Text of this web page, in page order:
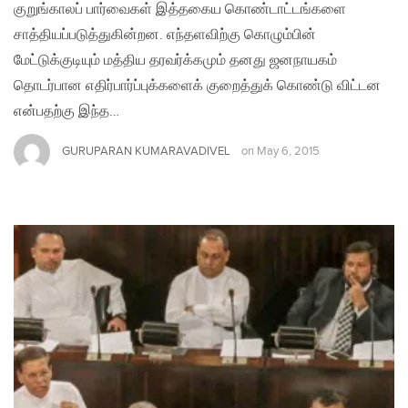
குறுங்காலப் பார்வைகள் இத்தகைய கொண்டாட்டங்களை
சாத்தியப்படுத்துகின்றன. எந்தளவிற்கு கொழும்பின்
மேட்டுக்குடியும் மத்திய தரவர்க்கமும் தனது ஜனநாயகம்
தொடர்பான எதிர்பார்ப்புக்களைக் குறைத்துக் கொண்டு விட்டன
என்பதற்கு இந்த…
GURUPARAN KUMARAVADIVEL on May 6, 2015